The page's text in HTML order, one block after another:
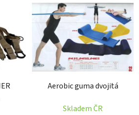
Aerobic guma dvojitá
Skladem ČR